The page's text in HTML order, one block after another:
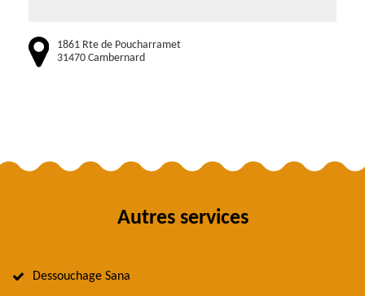
1861 Rte de Poucharramet
31470 Cambernard
Autres services
Dessouchage Sana